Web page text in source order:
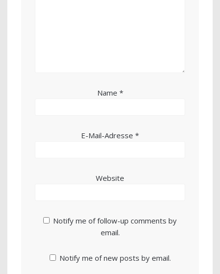
Name *
E-Mail-Adresse *
Website
Notify me of follow-up comments by
email.
Notify me of new posts by email.